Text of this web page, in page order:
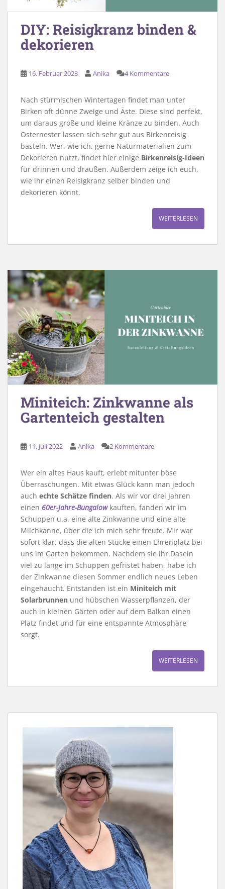
DIY: Reisigkranz binden &
dekorieren
16. Februar 2023 Anika 4 Kommentare
Nach stürmischen Wintertagen findet man unter
Birken oft dünne Zweige und Äste. Diese sind perfekt,
um daraus große und kleine Kränze zu binden. Auch
Osternester lassen sich sehr gut aus Birkenreisig
basteln. Wer, wie ich, gerne Naturmaterialien zum
Dekorieren nutzt, findet hier einige Birkenreisig-Ideen
für drinnen und draußen. Außerdem zeige ich euch,
wie ihr einen Reisigkranz selber binden und
dekorieren könnt.
WEITERLESEN
Miniteich: Zinkwanne als
Gartenteich gestalten
11. Juli 2022 Anika 2 Kommentare
Wer ein altes Haus kauft, erlebt mitunter böse
Überraschungen. Mit etwas Glück kann man jedoch
auch echte Schätze finden. Als wir vor drei Jahren
einen 60er-Jahre-Bungalowkauften, fanden wir im
Schuppen u.a. eine alte Zinkwanne und eine alte
Milchkanne, über die ich mich sehr freute. Mir war
sofort klar, dass die alten Stücke einen Ehrenplatz bei
uns im Garten bekommen. Nachdem sie ihr Dasein
viel zu lange im Schuppen gefristet haben, habe ich
der Zinkwanne diesen Sommer endlich neues Leben
eingehaucht. Entstanden ist ein Miniteich mit
Solarbrunnen und hübschen Wasserpflanzen, der
auch in kleinen Gärten oder auf dem Balkon einen
Platz findet und für eine entspannte Atmosphäre
sorgt.
WEITERLESEN